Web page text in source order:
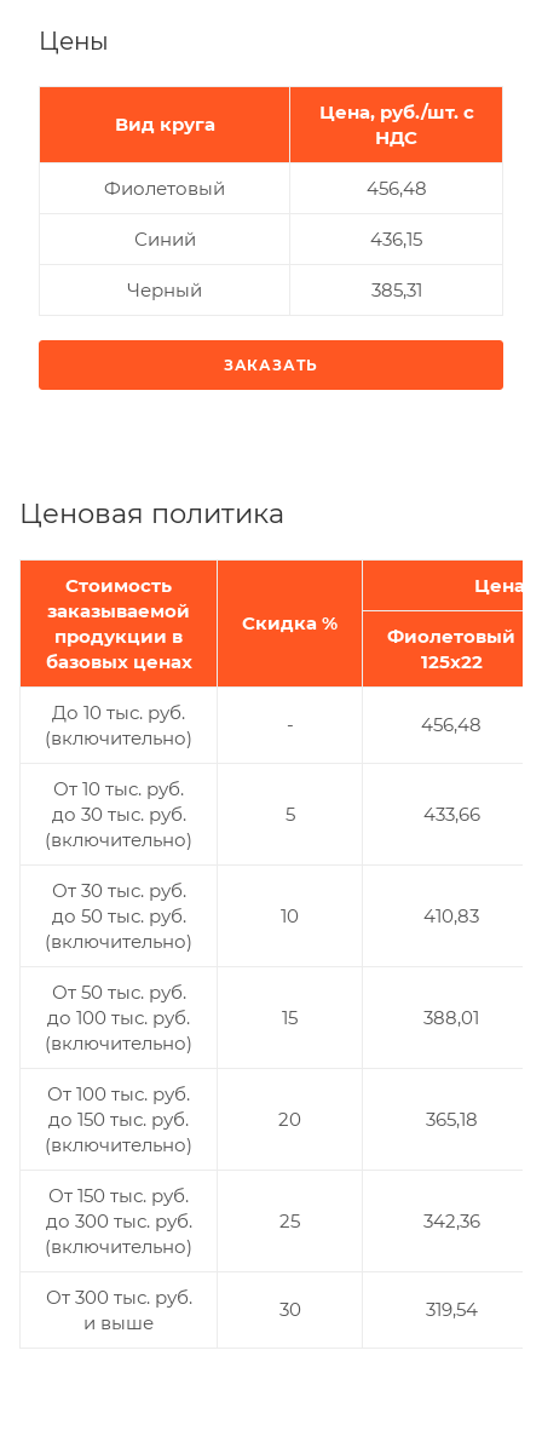
Цены
Вид круга
Цена, руб./шт. с
НДС
Фиолетовый 456,48
Синий 436,15
Черный 385,31
ЗАКАЗАТЬ
Ценовая политика
Стоимость
заказываемой
продукции в
базовых ценах
Скидка %
Цена
Фиолетовый
125х22
До 10 тыс. руб.
(включительно)
- 456,48
От 10 тыс. руб.
до 30 тыс. руб.
(включительно)
5 433,66
От 30 тыс. руб.
до 50 тыс. руб.
(включительно)
10 410,83
От 50 тыс. руб.
до 100 тыс. руб.
(включительно)
15 388,01
От 100 тыс. руб.
до 150 тыс. руб.
(включительно)
20 365,18
От 150 тыс. руб.
до 300 тыс. руб.
(включительно)
25 342,36
От 300 тыс. руб.
и выше
30 319,54